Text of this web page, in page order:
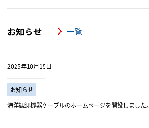
お知らせ 一覧
2025年10月15日
お知らせ
海洋観測機器ケーブルのホームページを開設しました。